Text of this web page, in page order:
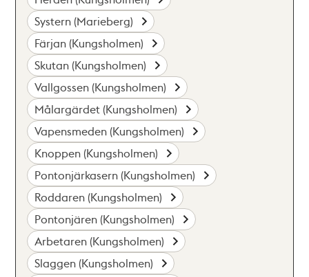
Systern (Marieberg)
Färjan (Kungsholmen)
Skutan (Kungsholmen)
Vallgossen (Kungsholmen)
Målargärdet (Kungsholmen)
Vapensmeden (Kungsholmen)
Knoppen (Kungsholmen)
Pontonjärkasern (Kungsholmen)
Roddaren (Kungsholmen)
Pontonjären (Kungsholmen)
Arbetaren (Kungsholmen)
Slaggen (Kungsholmen)